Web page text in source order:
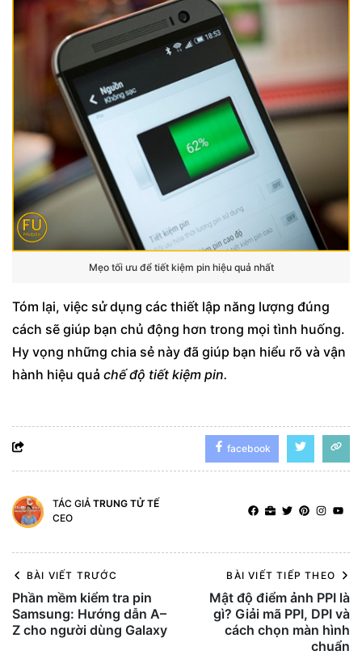
Mẹo tối ưu để tiết kiệm pin hiệu quả nhất
Tóm lại, việc sử dụng các thiết lập năng lượng đúng
cách sẽ giúp bạn chủ động hơn trong mọi tình huống.
Hy vọng những chia sẻ này đã giúp bạn hiểu rõ và vận
hành hiệu quả chế độ tiết kiệm pin.
facebook
TÁC GIẢ TRUNG TỬ TẾ
CEO
BÀI VIẾT TRƯỚC
Phần mềm kiểm tra pin
Samsung: Hướng dẫn A–
Z cho người dùng Galaxy
BÀI VIẾT TIẾP THEO
Mật độ điểm ảnh PPI là
gì? Giải mã PPI, DPI và
cách chọn màn hình
chuẩn